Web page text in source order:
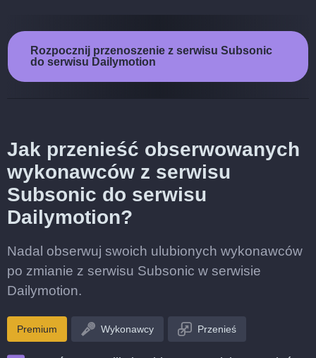
Rozpocznij przenoszenie z serwisu Subsonic
do serwisu Dailymotion
Jak przenieść obserwowanych
wykonawców z serwisu
Subsonic do serwisu
Dailymotion?
Nadal obserwuj swoich ulubionych wykonawców
po zmianie z serwisu Subsonic w serwisie
Dailymotion.
Premium Wykonawcy Przenieś